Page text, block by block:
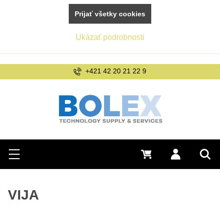
Hľadať
Menu Prihlásiť sa
0 €
+421 42 20 21 22 9
VIJA
Ukázať podrobnosti
Prijať všetky cookies